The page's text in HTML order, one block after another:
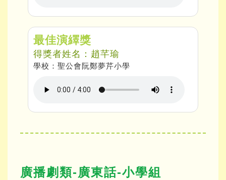
最佳演繹獎
得獎者姓名：趙芊瑜
學校：聖公會阮鄭夢芹小學
廣播劇類-廣東話-小學組